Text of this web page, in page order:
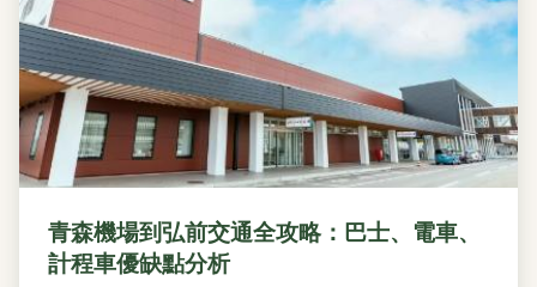
青森機場到弘前交通全攻略：巴士、電車、
計程車優缺點分析